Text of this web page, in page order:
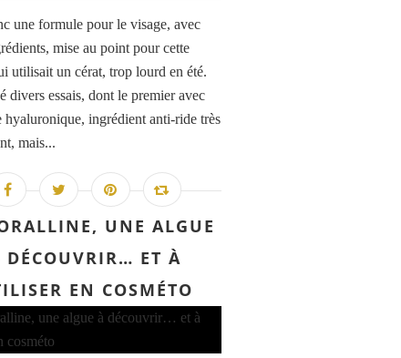
une formule pour le visage, avec
mise au point pour cette
utilisait un cérat, trop lourd en été.
divers essais, dont le premier avec
hyaluronique, ingrédient anti-ride très
mais...
UNE ALGUE
DÉCOUVRIR… ET À
EN COSMÉTO